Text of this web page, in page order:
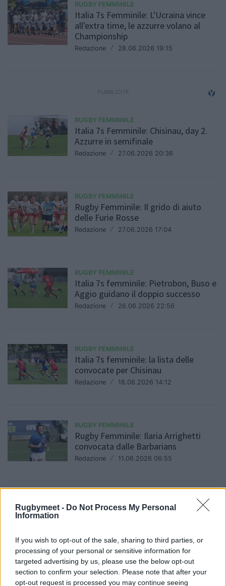
Rugbymeet - Do Not Process My Personal
Information
If you wish to opt-out of the sale, sharing to third parties, or
processing of your personal or sensitive information for
targeted advertising by us, please use the below opt-out
section to confirm your selection. Please note that after your
opt-out request is processed you may continue seeing
RUGBY FEMMINILE
Italia 7s Femminile: L'Ucraina vince
all'extra time, le azzurre volano al
Championship
Redazione / 28.06.2026 19:15
RUGBY FEMMINILE
Italia 7s Femminile: Chisinau, day 2.
Azzurre in semifinale
Redazione / 27.06.2026 20:36
RUGBY FEMMINILE
Rugby Femminile: Il grido di aiuto
delle Furie Rosse
Redazione / 27.06.2026 17:04
RUGBY FEMMINILE
Italia 7s femminile: Pietrobon, Buso e
Aggio guidano il doppio successo
Redazione / 26.06.2026 22:56
RUGBY FEMMINILE
Italia 7s femminile: la lista delle
convocate per Chisinau
Redazione / 18.06.2026 14:12
RUGBY FEMMINILE
Rugby Femminile: Ilaria Arrighetti
convocata dalle Barbarians
Redazione / 11.06.2026 06:55
Parma, fine stagione: i trofei ci sono,
RUGBY FEMMINILE